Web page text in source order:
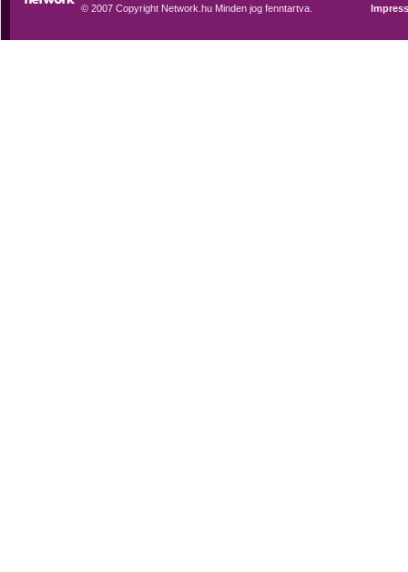
© 2007 Copyright Network.hu Minden jog fenntartva.